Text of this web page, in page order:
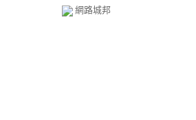
網路城邦